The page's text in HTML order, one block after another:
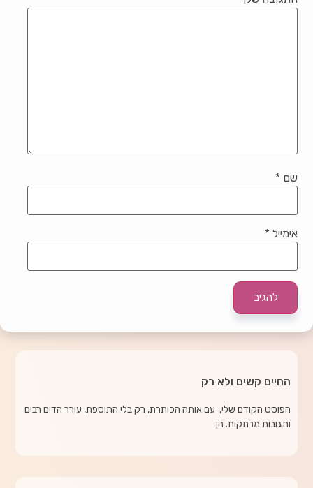
שם*
אימייל*
החיים קשים ולא רק
הפוסט הקודם שלי, עם אותה הכותרת, רק בלי התוספת, עורר הדים רבים
ותגובות מרתקות. הן